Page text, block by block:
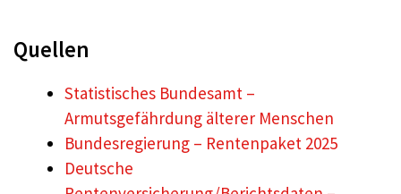
Quellen
Statistisches Bundesamt –
Armutsgefährdung älterer Menschen
Bundesregierung – Rentenpaket 2025
Deutsche